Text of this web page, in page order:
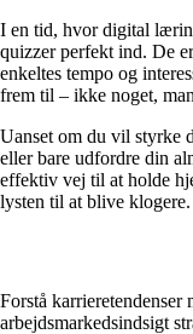
I en tid, hvor digital
quizzer perfekt ind. De
enkeltes tempo og
frem til – ikke noget,
Uanset om du vil styrke
eller bare udfordre din
effektiv vej til at holde
lysten til at blive klogere.
Forstå karrieretendenser
arbejdsmarkedsindsigt